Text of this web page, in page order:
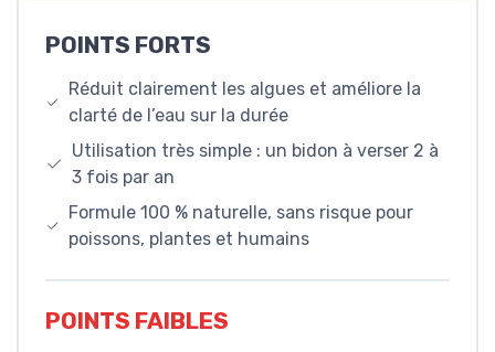
POINTS FORTS
Réduit clairement les algues et améliore la
clarté de l’eau sur la durée
Utilisation très simple : un bidon à verser 2 à
3 fois par an
Formule 100 % naturelle, sans risque pour
poissons, plantes et humains
POINTS FAIBLES